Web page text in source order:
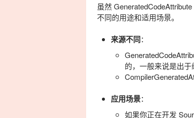
虽然GeneratedCodeAttribute
不同的用途和适用场景。
来源不同：
的，一般来说是出于
应用场景：
如果你正在开发